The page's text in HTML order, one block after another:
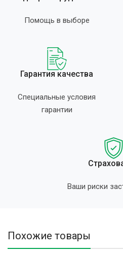
Помощь в выборе
Гарантия качества
Специальные условия
гарантии
Ваши риски
Похожие товары